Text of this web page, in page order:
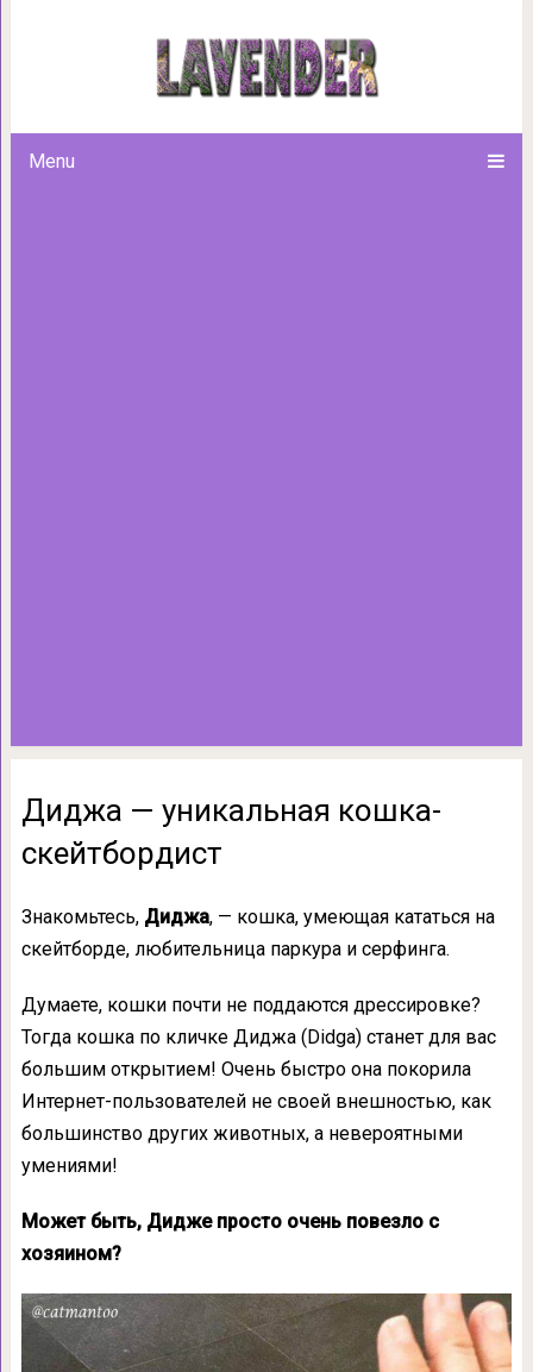
Menu
Диджа — уникальная
Диджа — уникальная кошка-
скейтбордист
Знакомьтесь, Диджа, — кошка, умеющая кататься на
скейтборде, любительница паркура и серфинга.
Думаете, кошки почти не поддаются дрессировке?
Тогда кошка по кличке Диджа (Didga) станет для вас
большим открытием! Очень быстро она покорила
Интернет-пользователей не своей внешностью, как
большинство других животных, а невероятными
умениями!
Может быть, Дидже просто очень повезло с
хозяином?